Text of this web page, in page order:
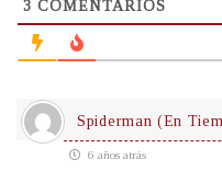
3 COMENTARIOS
Spiderman (En
6 años atrás